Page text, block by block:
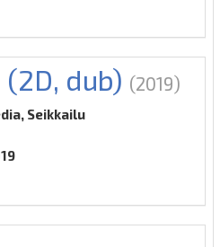
dub) (2019)
Seikkailu